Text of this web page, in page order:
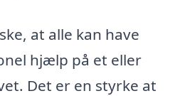
at alle kan have
hjælp på et eller
Det er en styrke at